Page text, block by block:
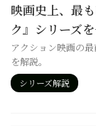
映画史上、最
ク』シリーズ
アクション映画の
を解説。
シリーズ解説